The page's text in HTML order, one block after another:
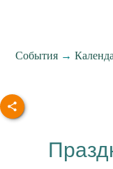
События →